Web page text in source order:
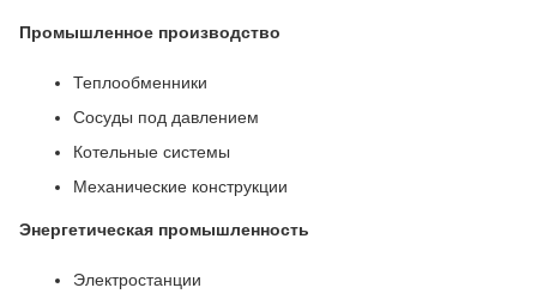
Промышленное производство
Теплообменники
Сосуды под давлением
Котельные системы
Механические конструкции
Энергетическая промышленность
Электростанции